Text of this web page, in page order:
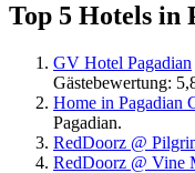
Top 5 Hotels in
GV Hotel Pagadian
Gästebewertung:
Home in Pagadian
Pagadian.
RedDoorz @
RedDoorz @ Vine